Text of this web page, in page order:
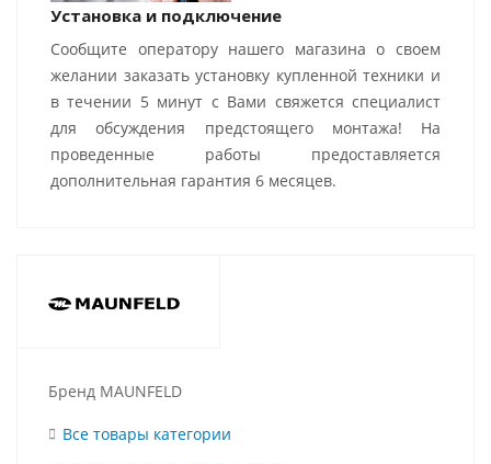
Установка и подключение
Сообщите оператору нашего магазина о своем
желании заказать установку купленной техники и
в течении 5 минут с Вами свяжется специалист
для обсуждения предстоящего монтажа! На
проведенные работы предоставляется
дополнительная гарантия 6 месяцев.
Бренд MAUNFELD
Все товары категории